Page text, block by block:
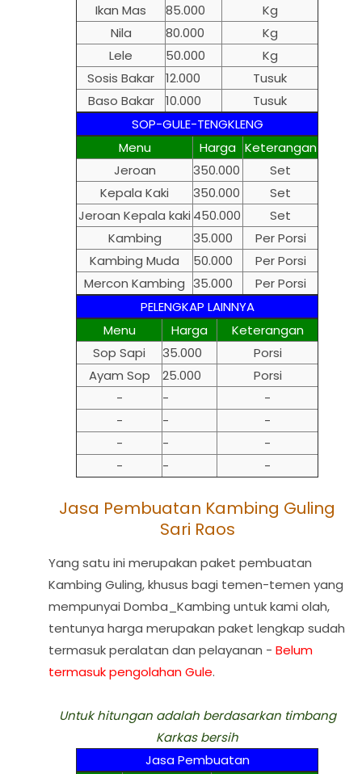
Ikan Mas 85.000
Kg
Nila
80.000
Kg
Lele
50.000
Kg
Sosis Bakar
12.000
Tusuk
Baso Bakar
10.000
Tusuk
SOP-GULE-TENGKLENG
Menu
Harga Keterangan
Jeroan
350.000
Set
Kepala Kaki
350.000
Set
Jeroan Kepala kaki 450.000
Set
Kambing
35.000
Per Porsi
Kambing Muda
50.000
Per Porsi
Mercon Kambing 35.000
Per Porsi
PELENGKAP LAINNYA
Menu
Harga
Keterangan
Sop Sapi
35.000
Porsi
Ayam Sop
25.000
Porsi
-
-
-
-
-
-
-
-
-
-
- -
Jasa Pembuatan Kambing Guling
Sari Raos
Yang satu ini merupakan paket pembuatan
Kambing Guling, khusus bagi temen-temen yang
mempunyai Domba_Kambing untuk kami olah,
tentunya harga merupakan paket lengkap sudah
termasuk peralatan dan pelayanan - Belum
termasuk pengolahan Gule.
Untuk hitungan adalah berdasarkan timbang
Karkas bersih
Jasa Pembuatan